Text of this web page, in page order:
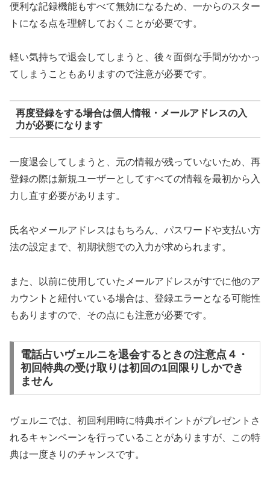
便利な記録機能もすべて無効になるため、一からのスター
トになる点を理解しておくことが必要です。
軽い気持ちで退会してしまうと、後々面倒な手間がかかっ
てしまうこともありますので注意が必要です。
再度登録をする場合は個人情報・メールアドレスの入
力が必要になります
一度退会してしまうと、元の情報が残っていないため、再
登録の際は新規ユーザーとしてすべての情報を最初から入
力し直す必要があります。
氏名やメールアドレスはもちろん、パスワードや支払い方
法の設定まで、初期状態での入力が求められます。
また、以前に使用していたメールアドレスがすでに他のア
カウントと紐付いている場合は、登録エラーとなる可能性
もありますので、その点にも注意が必要です。
電話占いヴェルニを退会するときの注意点４・
初回特典の受け取りは初回の1回限りしかでき
ません
ヴェルニでは、初回利用時に特典ポイントがプレゼントさ
れるキャンペーンを行っていることがありますが、この特
典は一度きりのチャンスです。